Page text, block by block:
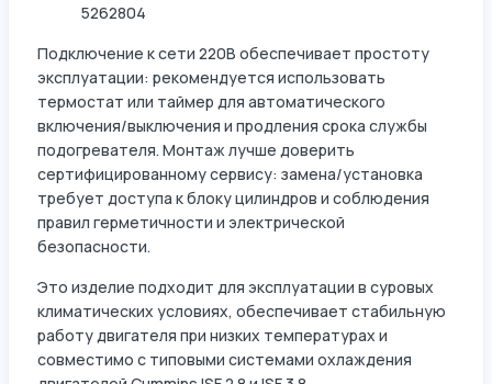
5262804
Подключение к сети 220В обеспечивает простоту
эксплуатации: рекомендуется использовать
термостат или таймер для автоматического
включения/выключения и продления срока службы
подогревателя. Монтаж лучше доверить
сертифицированному сервису: замена/установка
требует доступа к блоку цилиндров и соблюдения
правил герметичности и электрической
безопасности.
Это изделие подходит для эксплуатации в суровых
климатических условиях, обеспечивает стабильную
работу двигателя при низких температурах и
совместимо с типовыми системами охлаждения